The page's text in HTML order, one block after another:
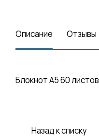
Описание Отзывы
Блокнот А5 60
Назад к списку